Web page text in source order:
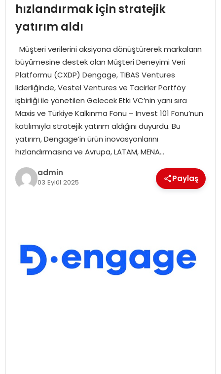
EKONOMI
SIYASET
EĞITIM
YAŞAM
hızlandırmak için stratejik
yatırım aldı
Müşteri verilerini aksiyona dönüştürerek markaların
büyümesine destek olan Müşteri Deneyimi Veri
Platformu (CXDP) Dengage, TIBAS Ventures
liderliğinde, Vestel Ventures ve Tacirler Portföy
işbirliği ile yönetilen Gelecek Etki VC’nin yanı sıra
Maxis ve Türkiye Kalkınma Fonu – Invest 101 Fonu’nun
katılımıyla stratejik yatırım aldığını duyurdu. Bu
yatırım, Dengage’in ürün inovasyonlarını
hızlandırmasına ve Avrupa, LATAM, MENA…
admin
03 Eylül 2025 Paylaş